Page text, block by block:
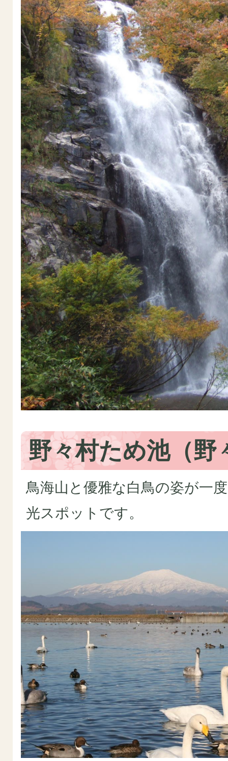
野々村ため池（野
鳥海山と優雅な白鳥の姿が一
光スポットです。